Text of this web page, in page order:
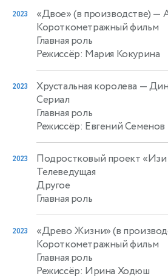
2023 «Двое» (в производстве) —
Короткометражный фильм
Главная роль
Режиссёр: Мария Кокурина
2023 Хрустальная королева —
Сериал
Главная роль
Режиссёр: Евгений Семенов
2023 Подростковый проект
Телеведущая
Другое
Главная роль
2023 «Древо Жизни» (в
Короткометражный фильм
Главная роль
Режиссёр: Ирина Ходюш